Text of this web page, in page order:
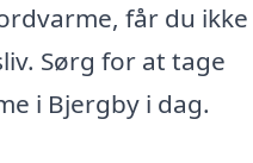
får du ikke
Sørg for at tage
i Bjergby i dag.